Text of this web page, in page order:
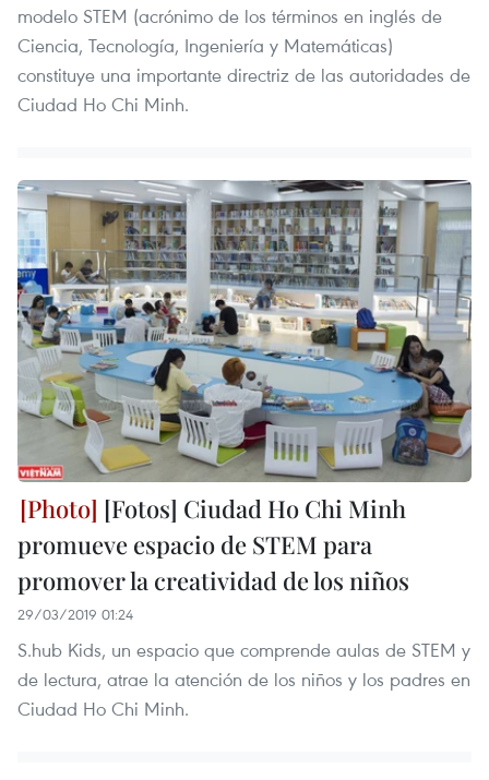
modelo STEM (acrónimo de los términos en inglés de
Ciencia, Tecnología, Ingeniería y Matemáticas)
constituye una importante directriz de las autoridades de
Ciudad Ho Chi Minh.
[Fotos] Ciudad Ho Chi Minh
promueve espacio de STEM para
promover la creatividad de los niños
29/03/2019 01:24
S.hub Kids, un espacio que comprende aulas de STEM y
de lectura, atrae la atención de los niños y los padres en
Ciudad Ho Chi Minh.